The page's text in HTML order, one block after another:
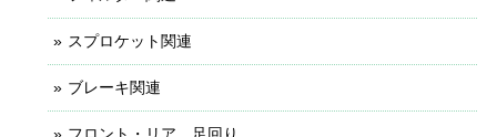
スプロケット関連
ブレーキ関連